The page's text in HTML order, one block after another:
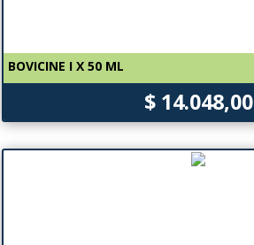
BOVICINE I X 50 ML
$ 14.048,00